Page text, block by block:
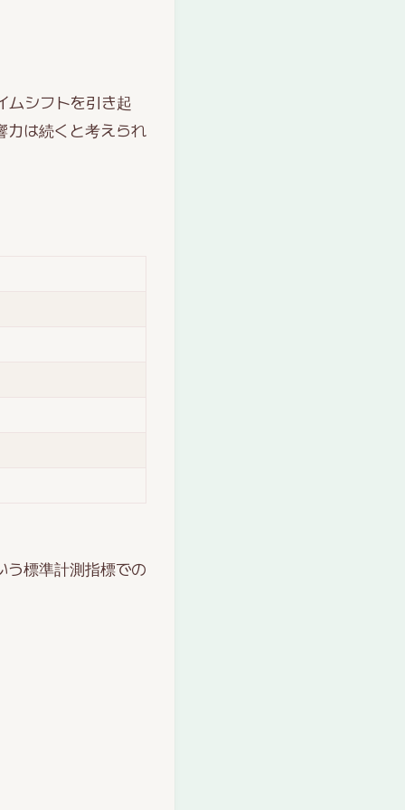
ムシフトを引き起
力は続くと考えられ
う標準計測指標での